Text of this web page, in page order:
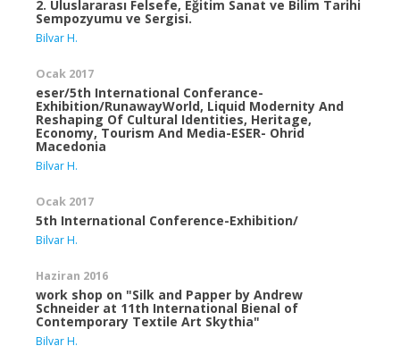
2. Uluslararası Felsefe, Eğitim Sanat ve Bilim Tarihi
Sempozyumu ve Sergisi.
Bilvar H.
Ocak 2017
eser/5th International Conferance-
Exhibition/RunawayWorld, Liquid Modernity And
Reshaping Of Cultural Identities, Heritage,
Economy, Tourism And Media-ESER- Ohrid
Macedonia
Bilvar H.
Ocak 2017
5th International Conference-Exhibition/
Bilvar H.
Haziran 2016
work shop on "Silk and Papper by Andrew
Schneider at 11th International Bienal of
Contemporary Textile Art Skythia"
Bilvar H.